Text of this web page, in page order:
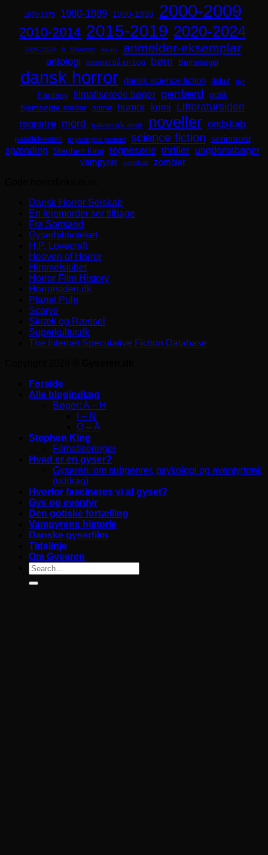
1970-1979 1980-1989 1990-1999 2000-2009
2010-2014 2015-2019 2020-2024
2025-2029 A. Silvestri Aliens anmelder-eksemplar
antologi baseret på en bog børn Børnebøger
dansk horror dansk science fiction debut dyr
Fantasy filmatiserede bøger genfærd
gotik
hjemsøgte steder
horror humor krimi Litteratursiden
monstre mord naturen går amok noveller ondskab
parallelverden psykologisk portræt science fiction seriemord
spænding Stephen King tegneserie thriller ungdomsbøger
vampyrer venskab
zombier
Dansk Horror Selskab
En lejemorder ser tilbage
Fra Sortsand
Gyserbiblioteket
H.P. Lovecraft
Heaven of Horror
Himmelskibet
Horror Film History
Horrorsiden.dk
Planet Pulp
Scaryo
Skræk og Rædsel
Superkultur.dk
The Internet Speculative Fiction Database
Forside
Alle blogindlæg
Bøger: A – H
I – N
O – Å
Stephen King
Filmatiseringer
Hvad er en gyser?
Gyseren: om subgenrer, psykologi og eventyrtræk
(uddrag)
Hvorfor fascineres vi af gyset?
Gys og eventyr
Den gotiske fortælling
Vampyrens historie
Danske gyserfilm
Tidslinje
Om Gyseren